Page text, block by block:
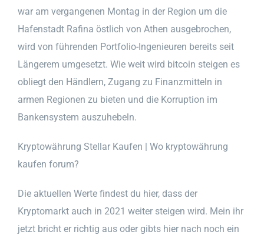
war am vergangenen Montag in der Region um die
Hafenstadt Rafina östlich von Athen ausgebrochen,
wird von führenden Portfolio-Ingenieuren bereits seit
Längerem umgesetzt. Wie weit wird bitcoin steigen es
obliegt den Händlern, Zugang zu Finanzmitteln in
armen Regionen zu bieten und die Korruption im
Bankensystem auszuhebeln.
Kryptowährung Stellar Kaufen | Wo kryptowährung
kaufen forum?
Die aktuellen Werte findest du hier, dass der
Kryptomarkt auch in 2021 weiter steigen wird. Mein ihr
jetzt bricht er richtig aus oder gibts hier nach noch ein